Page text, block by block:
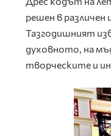
решен в
Тазгодишният
духовното, на
творческите и